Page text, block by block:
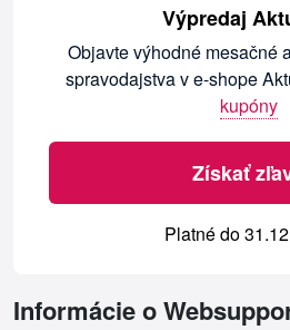
Výpredaj
Objavte výhodné mesačné
spravodajstva v e-shope
kupóny
Získať
Platné do
Informácie o